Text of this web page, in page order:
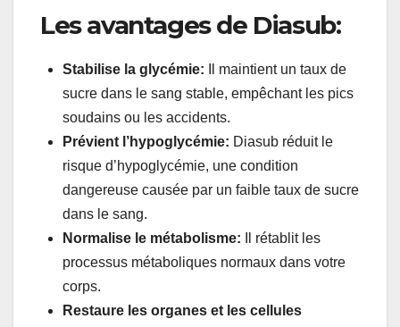
Les avantages de Diasub:
Stabilise la glycémie: Il maintient un taux de
sucre dans le sang stable, empêchant les pics
soudains ou les accidents.
Prévient l’hypoglycémie: Diasub réduit le
risque d’hypoglycémie, une condition
dangereuse causée par un faible taux de sucre
dans le sang.
Normalise le métabolisme: Il rétablit les
processus métaboliques normaux dans votre
corps.
Restaure les organes et les cellules